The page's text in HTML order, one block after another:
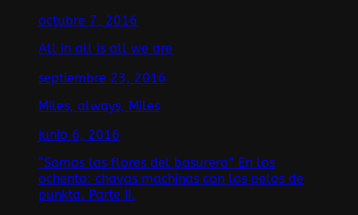
octubre 7, 2016
All in all is all we are
septiembre 23, 2016
Miles, always, Miles
junio 6, 2016
“Somos las flores del basurero” En los
ochenta: chavas machinas con los pelos de
punkta. Parte II.